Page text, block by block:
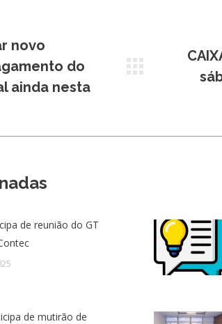
novo
do
ainda nesta
Próximo
de reunião do GT
de mutirão de